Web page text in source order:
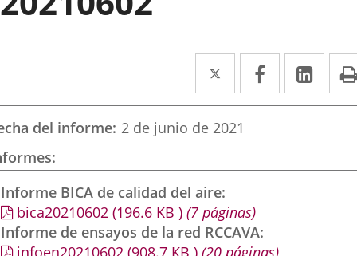
Twitter
Enlace
a
una
externa.
Facebook
Enlace
a
externa.
a
del informe 2 de junio de 2021
Informe BICA de calidad del aire
bica20210602 (196.6 KB ) (7 páginas)
Informe de ensayos de la red RCCAVA
infoen20210602 (908.7 KB ) (20 páginas)